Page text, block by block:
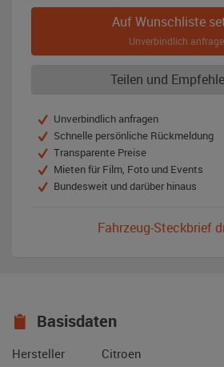
Auf Wunschliste
Unverbindlich
Teilen und
Unverbindlich anfragen
Schnelle persönliche Rückmeldung
Transparente Preise
Mieten für Film, Foto und Events
Bundesweit und darüber hinaus
Fahrzeug-Steckbrief
Basisdaten
Hersteller
Citroen